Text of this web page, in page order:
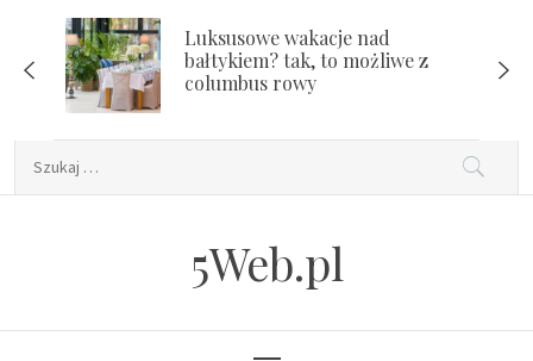
content
Luksusowe wakacje nad
bałtykiem? tak, to możliwe z
columbus rowy
5Web.pl